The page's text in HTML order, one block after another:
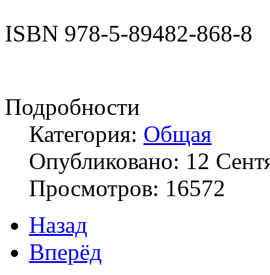
ISBN 978-5-89482-
Подробности
Категория: Общая
Опубликовано: 12
Просмотров: 16572
Назад
Вперёд